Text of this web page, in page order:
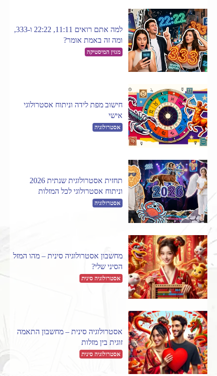
למה אתם רואים 11:11, 22:22 ו-333,
ומה זה באמת אומר?
מגזין המיסטיקה
חישוב מפת לידה וניתוח אסטרולוגי
אישי
אסטרולוגיה
תחזית אסטרולוגית שנתית 2026
וניתוח אסטרולוגי לכל המזלות
אסטרולוגיה
מחשבון אסטרולוגיה סינית – מהו המזל
הסיני שלי?
אסטרולוגיה סינית
אסטרולוגיה סינית – מחשבון התאמה
זוגית בין מזלות
אסטרולוגיה סינית